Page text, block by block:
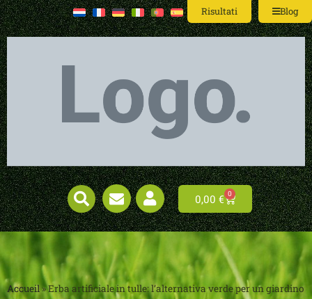
Risultati Blog
0,00 € 0
Accueil»Erba artificiale in tulle: l’alternativa verde per un giardino